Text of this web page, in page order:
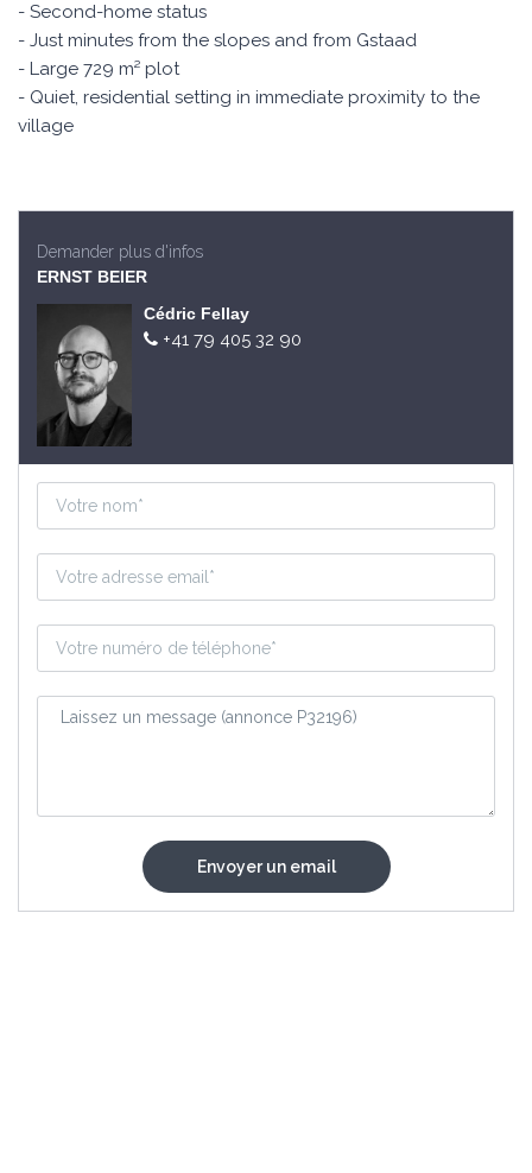
- Second-home status
- Just minutes from the slopes and from Gstaad
- Large 729 m² plot
- Quiet, residential setting in immediate proximity to the
village
Demander plus d'infos
ERNST BEIER
Cédric Fellay
+41 79 405 32 90